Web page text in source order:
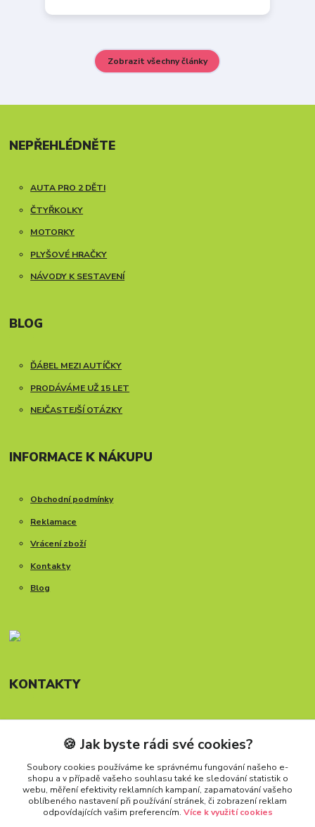
Zobrazit všechny články
NEPŘEHLÉDNĚTE
AUTA PRO 2 DĚTI
ČTYŘKOLKY
MOTORKY
PLYŠOVÉ HRAČKY
NÁVODY K SESTAVENÍ
BLOG
ĎÁBEL MEZI AUTÍČKY
PRODÁVÁME UŽ 15 LET
NEJČASTEJŠÍ OTÁZKY
INFORMACE K NÁKUPU
Obchodní podmínky
Reklamace
Vrácení zboží
Kontakty
Blog
KONTAKTY
Telefon: +420 777 288 882
Provozní doba Po-Pá, 8-15:30 hod.
info@carforkids.cz
🍪 Jak byste rádi své cookies?
Soubory cookies používáme ke správnému fungování našeho e-
shopu a v případě vašeho souhlasu také ke sledování statistik o
webu, měření efektivity reklamních kampaní, zapamatování vašeho
oblíbeného nastavení při používání stránek, či zobrazení reklam
odpovídajících vašim preferencím. Více k využití cookies